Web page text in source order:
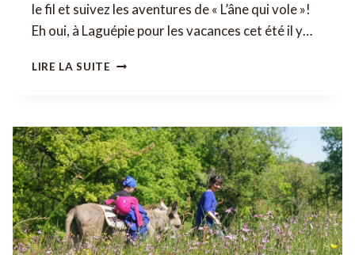
le fil et suivez les aventures de « L’âne qui vole »!
Eh oui, à Laguépie pour les vacances cet été il y…
LIRE LA SUITE VISITEZ
GARONNE
ET
AVEYRON
AVEC
NOUS!